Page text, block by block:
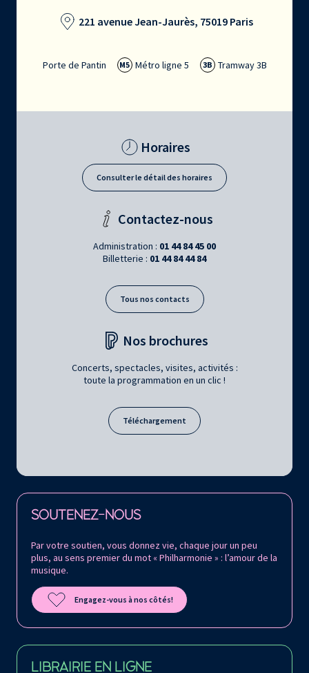
221 avenue Jean-Jaurès, 75019 Paris
Porte de Pantin M5 Métro ligne 5 3B Tramway 3B
Horaires
Consulter le détail des horaires
Contactez-nous
Administration : 01 44 84 45 00
Billetterie : 01 44 84 44 84
Tous nos contacts
Nos brochures
Concerts, spectacles, visites, activités :
toute la programmation en un clic !
Téléchargement
SOUTENEZ-NOUS
Par votre soutien, vous donnez vie, chaque jour un peu
plus, au sens premier du mot « Philharmonie » : l’amour de la
musique.
Engagez-vous à nos côtés!
LIBRAIRIE EN LIGNE
Retrouvez la Philharmonie de Paris sur